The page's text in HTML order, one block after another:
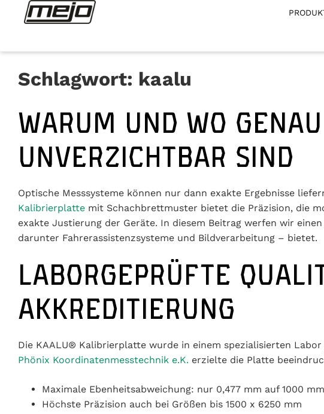
Schlagwort: kaalu
WARUM UND WO
UNVERZICHTBAR SIND
Optische Messsysteme können nur dann exakte Ergebnisse
Kalibrierplatte mit Schachbrettmuster bietet die Präzision, die
exakte Justierung der Geräte. In diesem Beitrag werfen wir
darunter Fahrerassistenzsysteme und Bildverarbeitung – bietet.
LABORGEPRÜFTE
AKKREDITIERUNG
Die KAALU® Kalibrierplatte wurde in einem spezialisierten
Phönix Koordinatenmesstechnik e.K. erzielte die Platte
Maximale Ebenheitsabweichung: nur 0,477 mm auf 1000
Höchste Präzision auch bei Größen bis 1500 x 6250 mm